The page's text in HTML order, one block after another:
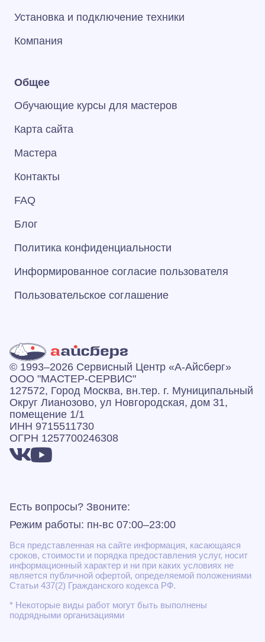
Установка и подключение техники
Компания
Общее
Обучающие курсы для мастеров
Карта сайта
Мастера
Контакты
FAQ
Блог
Политика конфиденциальности
Информированное согласие пользователя
Пользовательское соглашение
© 1993–2026 Сервисный Центр «А‑Айсберг»
ООО "МАСТЕР-СЕРВИС"
127572, Город Москва, вн.тер. г. Муниципальный
Округ Лианозово, ул Новгородская, дом 31,
помещение 1/1
ИНН 9715511730
ОГРН 1257700246308
Есть вопросы? Звоните:
Режим работы: пн-вс 07:00–23:00
Вся представленная на сайте информация, касающаяся
сроков, стоимости и порядка предоставления услуг, носит
информационный характер и ни при каких условиях не
является публичной офертой, определяемой положениями
Статьи 437(2) Гражданского кодекса РФ.
* Некоторые виды работ могут быть выполнены
подрядными организациями